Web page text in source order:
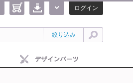
ログイン
絞り込み